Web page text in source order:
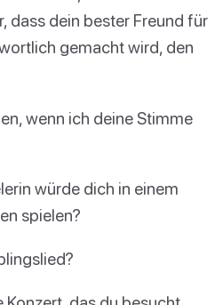
dass dein bester Freund für
gemacht wird, den
wenn ich deine Stimme
würde dich in einem
spielen?